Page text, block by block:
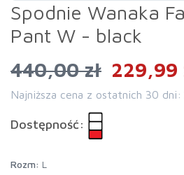
Spodnie Wanaka
Pant W - black
440,00 zł 229,99
Najniższa cena z ostatnich 30 dni:
Dostępność:
rozm: L